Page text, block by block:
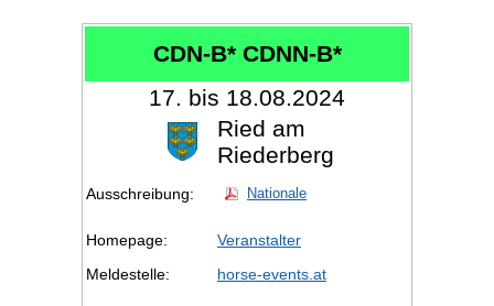
CDN-B* CDNN-B*
17. bis 18.08.2024
Ried am
Riederberg
Ausschreibung: Nationale
Homepage:
Veranstalter
Meldestelle:
horse-events.at